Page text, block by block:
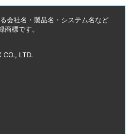
会社名・製品名・システム名など
商標です。
CO., LTD.